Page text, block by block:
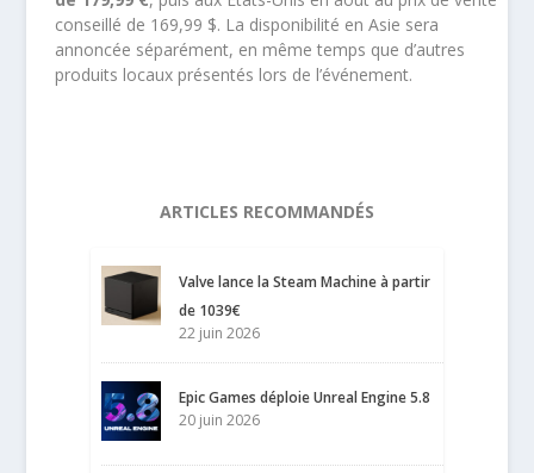
conseillé de 169,99 $. La disponibilité en Asie sera
annoncée séparément, en même temps que d’autres
produits locaux présentés lors de l’événement.
ARTICLES RECOMMANDÉS
Valve lance la Steam Machine à partir
de 1039€
22 juin 2026
Epic Games déploie Unreal Engine 5.8
20 juin 2026